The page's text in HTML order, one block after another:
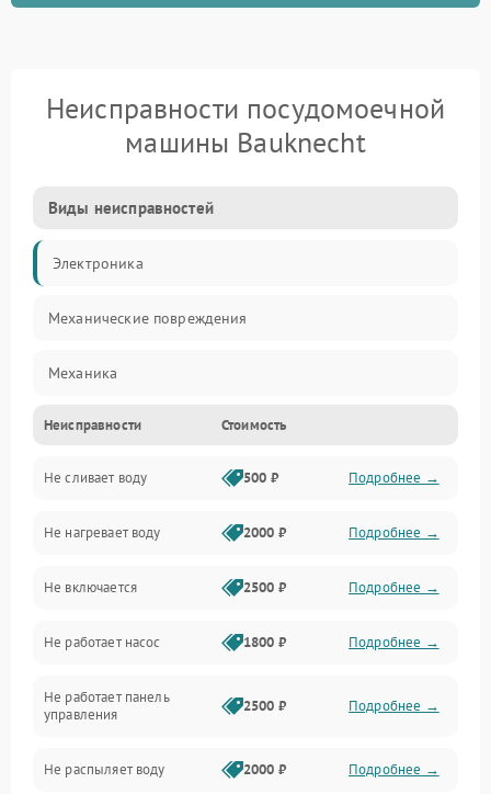
Неисправности посудомоечной
машины Bauknecht
Виды неисправностей
Электроника
Механические повреждения
Механика
Управление
Электропитание
Датчики
Нагрев
Вода
Гигиена
Программное обеспечение
Неисправности Стоимость
Не сливает воду 500 ₽ Подробнее →
Не нагревает воду 2000 ₽ Подробнее →
Не включается 2500 ₽ Подробнее →
Не работает насос 1800 ₽ Подробнее →
Не работает панель
управления
2500 ₽ Подробнее →
Не распыляет воду 2000 ₽ Подробнее →